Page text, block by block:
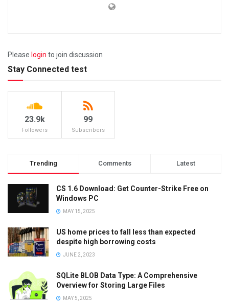
Please login to join discussion
Stay Connected test
23.9k
Followers
99
Subscribers
Trending Comments Latest
CS 1.6 Download: Get Counter-Strike Free on
Windows PC
MAY 15, 2025
US home prices to fall less than expected
despite high borrowing costs
JUNE 2, 2023
SQLite BLOB Data Type: A Comprehensive
Overview for Storing Large Files
MAY 5, 2025